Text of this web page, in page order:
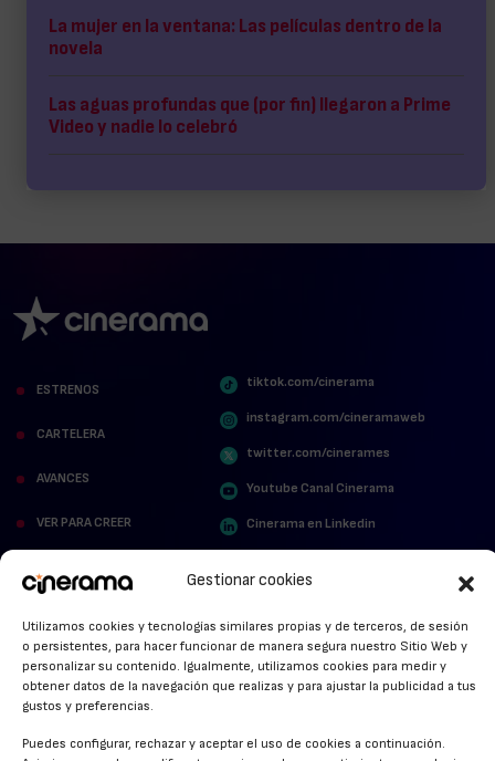
Gestionar cookies
Utilizamos cookies y tecnologías similares propias y de terceros, de sesión
o persistentes, para hacer funcionar de manera segura nuestro Sitio Web y
personalizar su contenido. Igualmente, utilizamos cookies para medir y
obtener datos de la navegación que realizas y para ajustar la publicidad a tus
gustos y preferencias.
Puedes configurar, rechazar y aceptar el uso de cookies a continuación.
La mujer en la ventana: Las películas dentro de la
novela
Las aguas profundas que (por fin) llegaron a Prime
Video y nadie lo celebró
ESTRENOS
CARTELERA
AVANCES
VER PARA CREER
ALFOMBRA ROJA
ANUNCIOS DE CINE
tiktok.com/cinerama
instagram.com/cineramaweb
twitter.com/cinerames
Youtube Canal Cinerama
Cinerama en Linkedin